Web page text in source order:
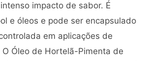
impacto de sabor. É
e óleos e pode ser encapsulado
em aplicações de
Óleo de Hortelã-Pimenta de